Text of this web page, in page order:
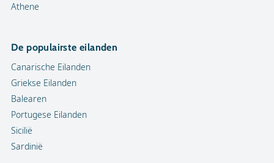
Athene
De populairste eilanden
Canarische Eilanden
Griekse Eilanden
Balearen
Portugese Eilanden
Sicilië
Sardinië